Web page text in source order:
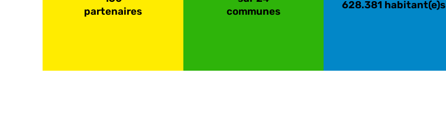
partenaires
communes
628.381 habitant(e)s